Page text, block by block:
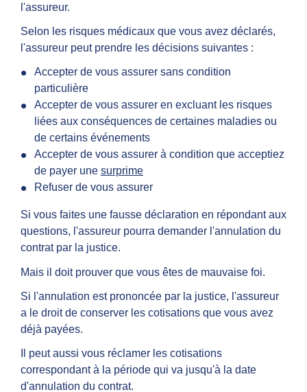
l'assureur.
Selon les risques médicaux que vous avez déclarés,
l'assureur peut prendre les décisions suivantes :
Accepter de vous assurer sans condition
particulière
Accepter de vous assurer en excluant les risques
liées aux conséquences de certaines maladies ou
de certains événements
Accepter de vous assurer à condition que acceptiez
de payer une surprime
Refuser de vous assurer
Si vous faites une fausse déclaration en répondant aux
questions, l'assureur pourra demander l'annulation du
contrat par la justice.
Mais il doit prouver que vous êtes de mauvaise foi.
Si l'annulation est prononcée par la justice, l'assureur
a le droit de conserver les cotisations que vous avez
déjà payées.
Il peut aussi vous réclamer les cotisations
correspondant à la période qui va jusqu'à la date
d'annulation du contrat.